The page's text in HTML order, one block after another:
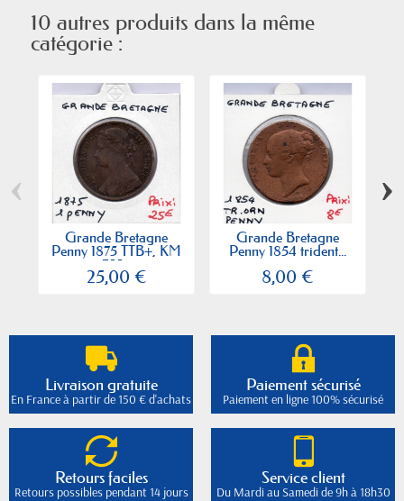
10 autres produits dans la même
catégorie :
Grande Bretagne
Penny 1875 TTB+, KM
755...
25,00 €
Grande Bretagne
Penny 1854 trident...
8,00 €
‹ ›
Livraison gratuite
En France à partir de 150 € d'achats
Paiement sécurisé
Paiement en ligne 100% sécurisé
Retours faciles
Retours possibles pendant 14 jours
Service client
Du Mardi au Samedi de 9h à 18h30